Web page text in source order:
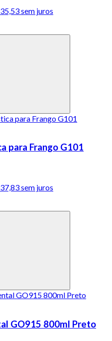
sem juros
para Frango G101
sem juros
GO915 800ml Preto